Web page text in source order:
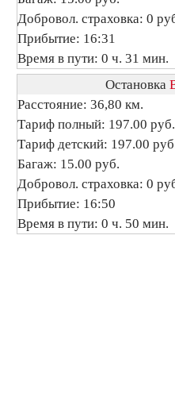
Добровол. страховка: 0
Прибытие: 16:31
Время в пути: 0 ч. 31 мин.
Остановка
Расстояние: 36,80 км.
Тариф полный: 197.00 руб.
Тариф детский: 197.00
Багаж: 15.00 руб.
Добровол. страховка: 0
Прибытие: 16:50
Время в пути: 0 ч. 50 мин.